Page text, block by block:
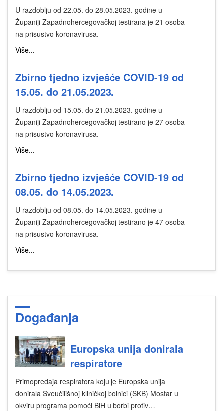
U razdoblju od 22.05. do 28.05.2023. godine u
Županiji Zapadnohercegovačkoj testirana je 21 osoba
na prisustvo koronavirusa.
Više...
Zbirno tjedno izvješće COVID-19 od
15.05. do 21.05.2023.
U razdoblju od 15.05. do 21.05.2023. godine u
Županiji Zapadnohercegovačkoj testirano je 27 osoba
na prisustvo koronavirusa.
Više...
Zbirno tjedno izvješće COVID-19 od
08.05. do 14.05.2023.
U razdoblju od 08.05. do 14.05.2023. godine u
Županiji Zapadnohercegovačkoj testirano je 47 osoba
na prisustvo koronavirusa.
Više...
Događanja
Europska unija donirala
respiratore
Primopredaja respiratora koju je Europska unija
donirala Sveučilišnoj kliničkoj bolnici (SKB) Mostar u
okviru programa pomoći BiH u borbi protiv…